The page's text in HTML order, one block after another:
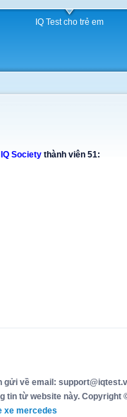
IQ Test cho trẻ em
Societythành viên 51:
gửi về email:
tin từ website này. Copyright
xe mercedes